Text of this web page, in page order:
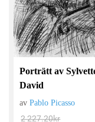
Porträtt av
David
avPablo Picasso
2 227.20kr